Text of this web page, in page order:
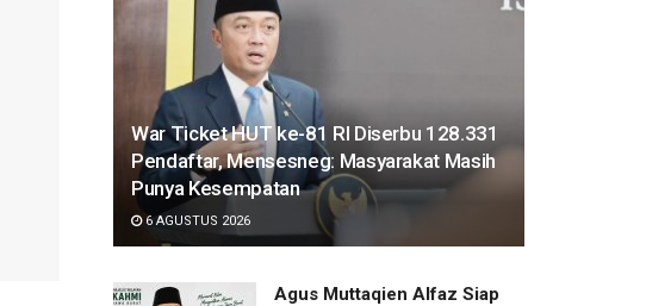
War Ticket HUT ke-81 RI Diserbu 128.331
Pendaftar, Mensesneg: Masyarakat Masih
Punya Kesempatan
6 AGUSTUS 2026
Agus Muttaqien Alfaz Siap